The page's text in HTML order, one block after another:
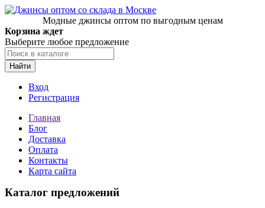
Модные джинсы оптом по выгодным ценам
Корзина ждет
Выберите любое предложение
Найти
Вход
Регистрация
Главная
Блог
Доставка
Оплата
Контакты
Карта сайта
Каталог предложений